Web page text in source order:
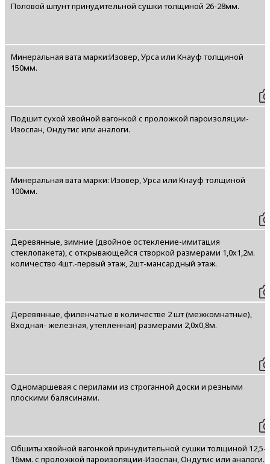
Половой шпунт принудительной сушки толщиной 26-28мм.
Минеральная вата марки:Изовер, Урса или Кнауф толщиной
150мм.
Подшит сухой хвойной вагонкой с проложкой пароизоляции-
Изоспан, Ондутис или аналоги.
Минеральная вата марки: Изовер, Урса или Кнауф толщиной
100мм.
Деревянные, зимние (двойное остекление-имитация
стеклопакета), с открывающейся створкой размерами 1,0х1,2м.
количество 4шт.-первый этаж, 2шт-мансардный этаж.
Деревянные, филенчатые в количестве 2 шт (межкомнатные),
Входная- железная, утепленная) размерами 2,0х0,8м.
Одномаршевая с перилами из строганной доски и резными
плоскими балясинами.
Обшиты хвойной вагонкой принудительной сушки толщиной 12,5-
16мм. с проложкой пароизоляции-Изоспан, Ондутис или аналоги.